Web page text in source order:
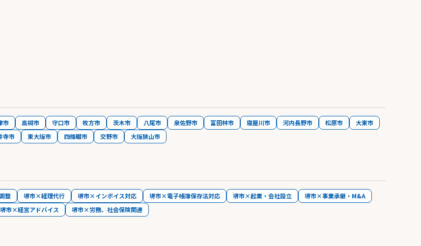
市 高槻市 守口市 枚方市 茨木市 八尾市 泉佐野市 富田林市 寝屋川市 河内長野市 松原市
大東市
寺市 東大阪市 四條畷市 交野市 大阪狭山市
整 堺市×経理代行 堺市×インボイス対応 堺市×電子帳簿保存法対応 堺市×起業・会社設立
堺市×事業承継・M&A
堺市×経営アドバイス 堺市×労務、社会保険関連